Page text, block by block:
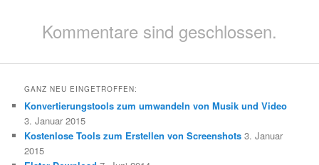
Kommentare sind geschlossen.
GANZ NEU EINGETROFFEN:
Konvertierungstools zum umwandeln von Musik und Video
3. Januar 2015
Kostenlose Tools zum Erstellen von Screenshots 3. Januar
2015